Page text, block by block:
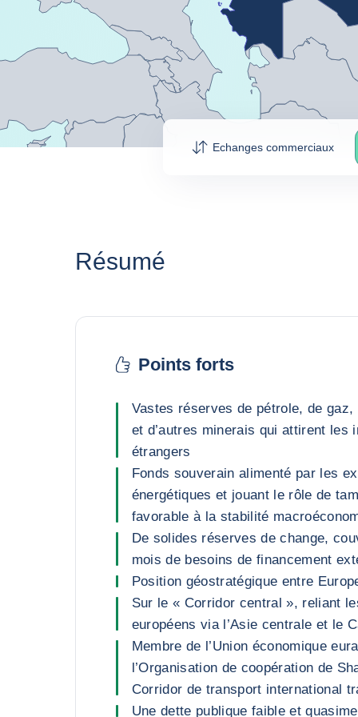
Echanges commerciaux
Résumé
Points forts
Vastes réserves de pétrole, de gaz,
et d’autres minerais qui attirent les
étrangers
Fonds souverain alimenté par les
énergétiques et jouant le rôle de
favorable à la stabilité
De solides réserves de change,
mois de besoins de financement
Position géostratégique entre
Sur le « Corridor central », reliant
européens via l’Asie centrale et le
Membre de l’Union économique
l’Organisation de coopération de
Corridor de transport international
Une dette publique faible et